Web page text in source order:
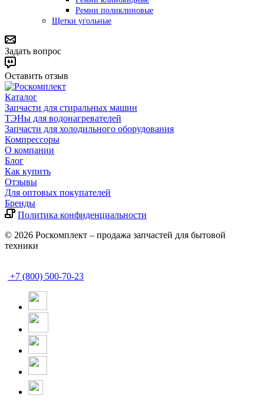
Ремни поликлиновые
Щетки угольные
Задать вопрос
Оставить отзыв
Каталог
Запчасти для стиральных машин
ТЭНы для водонагревателей
Запчасти для холодильного оборудования
Компрессоры
О компании
Блог
Как купить
Отзывы
Для оптовых покупателей
Бренды
Политика конфиденциальности
© 2026 Роскомплект – продажа запчастей для бытовой
техники
+7 (800) 500-70-23